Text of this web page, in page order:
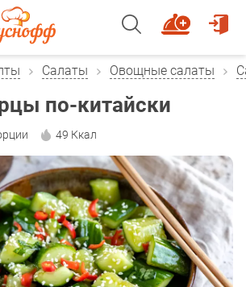
Салаты Овощные салаты
по-китайски
49 Ккал